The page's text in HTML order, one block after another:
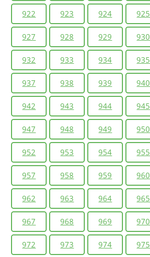
922 923 924 925
927 928 929 930
932 933 934 935
937 938 939 940
942 943 944 945
947 948 949 950
952 953 954 955
957 958 959 960
962 963 964 965
967 968 969 970
972 973 974 975